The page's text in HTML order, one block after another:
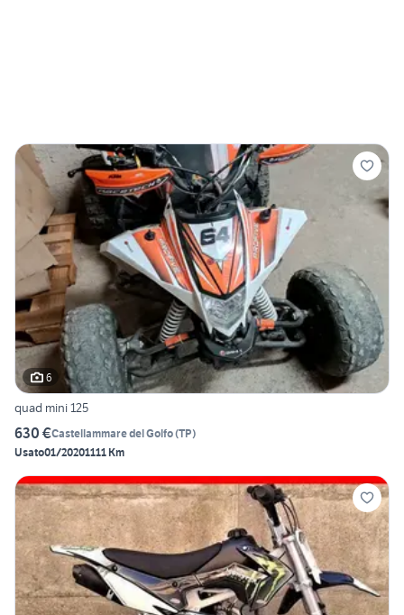
6
quad mini 125
630 €Castellammare del Golfo(TP)
Usato01/20201111 Km